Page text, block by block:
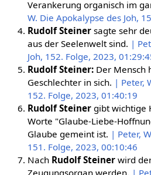
Verankerung organisch im
W. Die Apokalypse des Joh,
Rudolf Steinersagte sehr
aus der Seelenwelt sind. |
Joh, 152. Folge, 2023,
Rudolf Steiner:Der Mensch
Geschlechter in sich. | Peter,
152. Folge, 2023, 01:40:19
Rudolf Steinergibt wichtige
Worte "Glaube-Liebe-
Glaube gemeint ist. | Peter,
151. Folge, 2023, 00:10:46
Nach Rudolf Steinerwird
Zeugungsorgan werden. |